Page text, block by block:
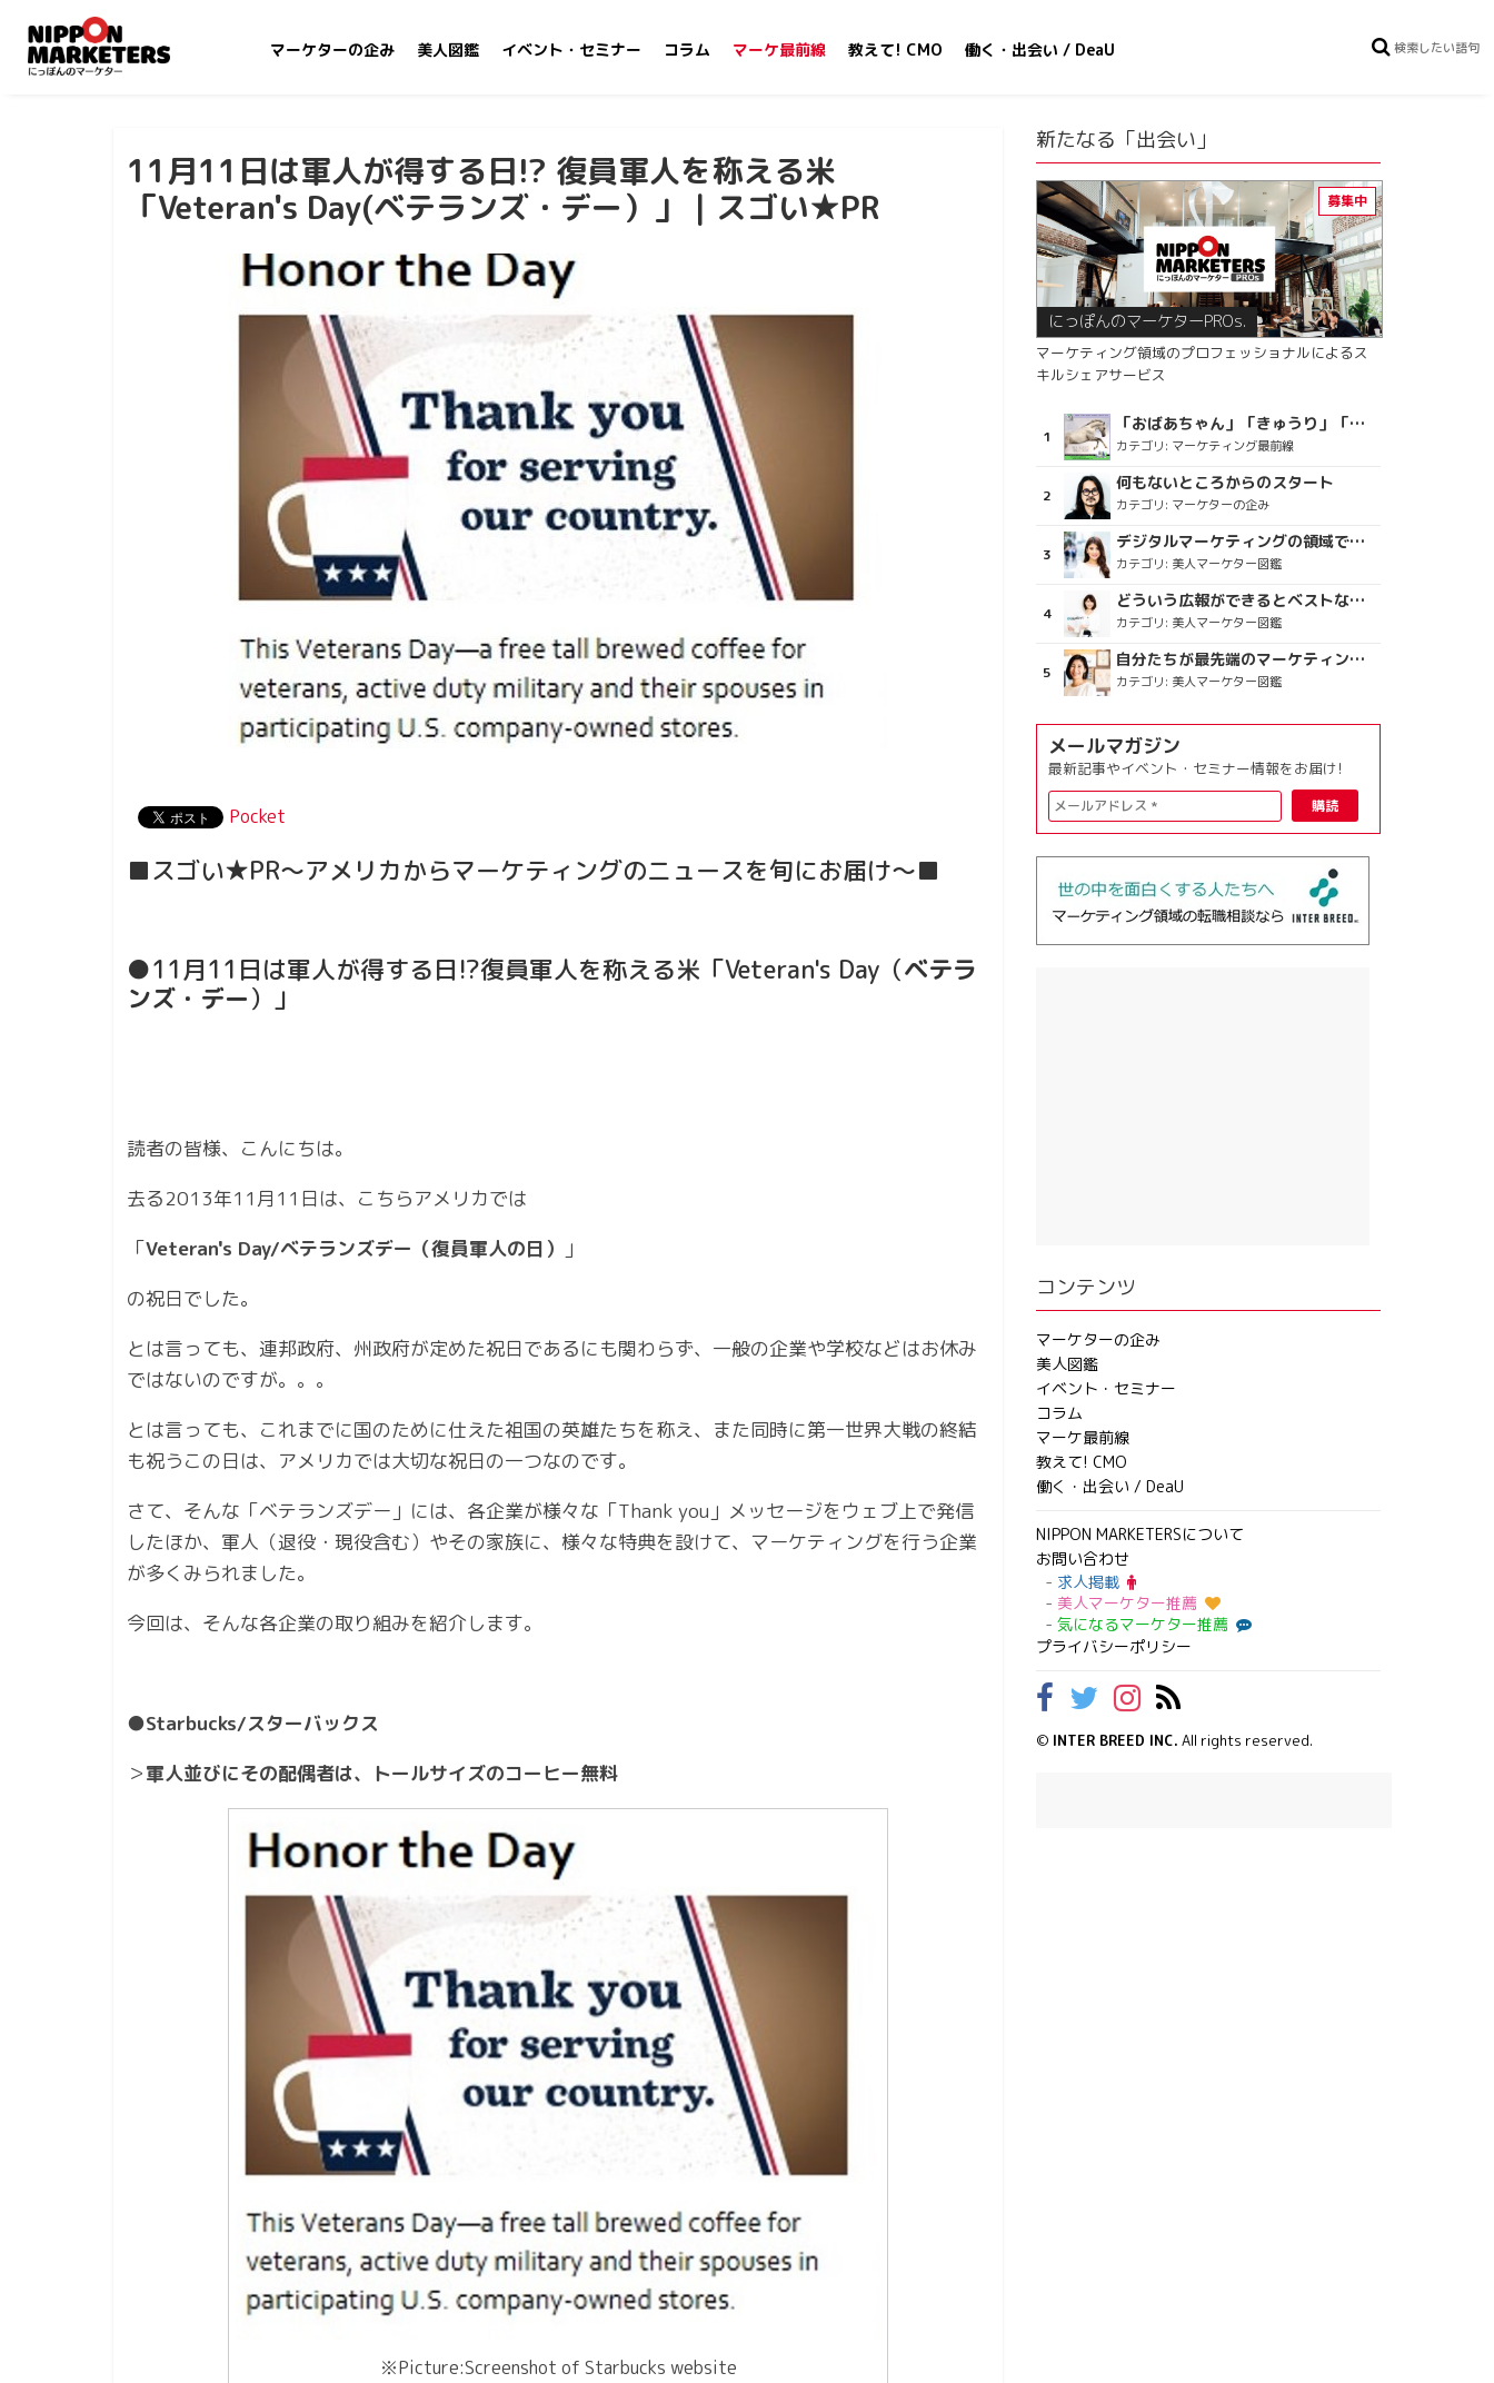
マーケターの企み 美人図鑑 イベント・セミナー コラム マーケ最前線 教えて! CMO 働く・出会い / DeaU
11月11日は軍人が得する日!? 復員軍人を称える米
「Veteran's Day(ベテランズ・デー）」｜スゴい★PR
Pocket
■スゴい★PR～アメリカからマーケティングのニュースを旬にお届け～■
●11月11日は軍人が得する日!?復員軍人を称える米「Veteran's Day（ベテラ
ンズ・デー）」
読者の皆様、こんにちは。
去る2013年11月11日は、こちらアメリカでは
「Veteran's Day/ベテランズデー（復員軍人の日）
」
の祝日でした。
とは言っても、連邦政府、州政府が定めた祝日であるにも関わらず、一般の企業や学校などはお休み
ではないのですが。。。
とは言っても、これまでに国のために仕えた祖国の英雄たちを称え、また同時に第一世界大戦の終結
も祝うこの日は、アメリカでは大切な祝日の一つなのです。
さて、そんな「ベテランズデー」には、各企業が様々な「Thank you」メッセージをウェブ上で発信
したほか、軍人（退役・現役含む）やその家族に、様々な特典を設けて、マーケティングを行う企業
が多くみられました。
今回は、そんな各企業の取り組みを紹介します。
●Starbucks/スターバックス
＞軍人並びにその配偶者は、トールサイズのコーヒー無料
※Picture:Screenshot of Starbucks website
新たなる「出会い」
にっぽんのマーケターPROs.
マーケティング領域のプロフェッショナルによるス
キルシェアサービス
「おばあちゃん」「きゅうり」「ディスコで踊るおじさん」をCM素材に使った、「気持ちよさ」が売りの意外な商品とは？
カテゴリ: マーケティング最前線
何もないところからのスタート
カテゴリ: マーケターの企み
デジタルマーケティングの領域で、海外というステージに
カテゴリ: 美人マーケター図鑑
どういう広報ができるとベストなのか
カテゴリ: 美人マーケター図鑑
自分たちが最先端のマーケティングを目指す
カテゴリ: 美人マーケター図鑑
メールマガジン
最新記事やイベント・セミナー情報をお届け!
コンテンツ
マーケターの企み
美人図鑑
イベント・セミナー
コラム
マーケ最前線
教えて! CMO
働く・出会い / DeaU
NIPPON MARKETERSについて
お問い合わせ
求人掲載
美人マーケター推薦
気になるマーケター推薦
プライバシーポリシー
© INTER BREED INC. All rights reserved.